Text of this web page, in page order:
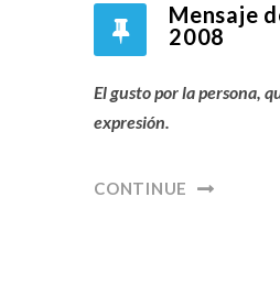
Mensaje
2008
El gusto por la persona,
expresión.
CONTINUE